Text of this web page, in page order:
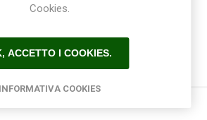
Cookies.
ACCETTO I COOKIES.
INFORMATIVA COOKIES